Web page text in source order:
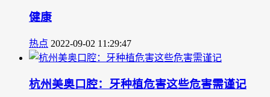
健康
热点 2022-09-02 11:29:47
杭州美奥口腔：牙种植危害这些危害需谨记